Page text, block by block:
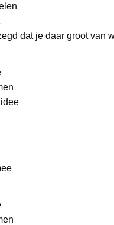
dat je daar groot van